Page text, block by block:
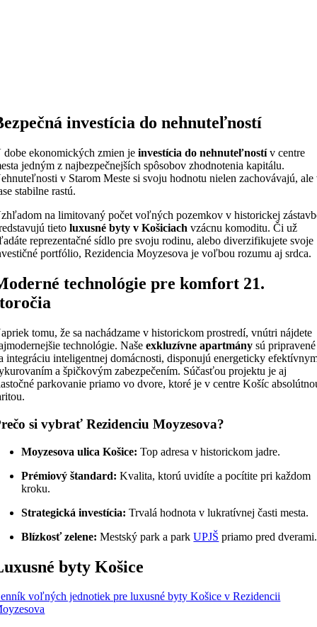
investícia do nehnuteľností
dobe ekonomických zmien jeinvestícia do nehnuteľnostív centre
jedným z najbezpečnejších spôsobov zhodnotenia kapitálu.
v Starom Meste si svoju hodnotu nielen zachovávajú, ale
stabilne rastú.
na limitovaný počet voľných pozemkov v historickej
tietoluxusné byty v Košiciach vzácnu komoditu. Či už
reprezentačné sídlo pre svoju rodinu, alebo diverzifikujete svoje
portfólio, Rezidencia Moyzesova je voľbou rozumu aj srdca.
technológie pre komfort 21.
tomu, že sa nachádzame v historickom prostredí, vnútri nájdete
technológie. Našeexkluzívne apartmány sú pripravené
integráciu inteligentnej domácnosti, disponujú energeticky
a špičkovým zabezpečením. Súčasťou projektu je aj
parkovanie priamo vo dvore, ktoré je v centre Košíc
si vybrať Rezidenciu Moyzesova?
Moyzesova ulica Košice: Top adresa v historickom jadre.
Prémiový štandard: Kvalita, ktorú uvidíte a pocítite pri každom
kroku.
Strategická investícia: Trvalá hodnota v lukratívnej časti mesta.
Blízkosť zelene: Mestský park a parkUPJŠ priamo pred dverami.
byty Košice
voľných jednotiek pre luxusné byty Košice v Rezidencii